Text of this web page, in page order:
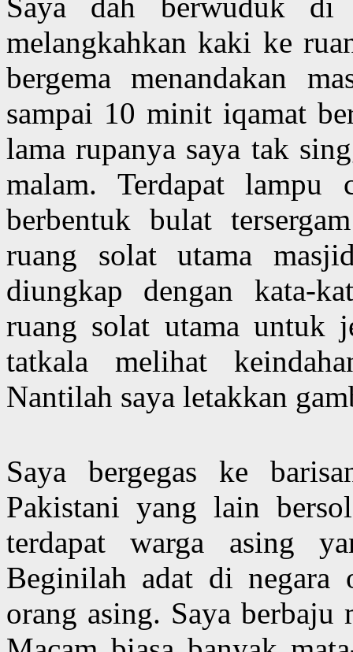
melangkahkan kaki ke
bergema menandakan
sampai 10 minit iqamat
lama rupanya saya tak
malam. Terdapat lampu
berbentuk bulat
ruang solat utama
diungkap dengan kata-
ruang solat utama untuk
tatkala melihat
Nantilah saya letakkan
Saya bergegas ke
Pakistani yang lain
terdapat warga asing
Beginilah adat di negara
orang asing. Saya berbaju